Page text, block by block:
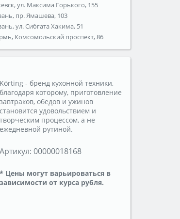
ул. Максима Горького, 155
пр. Ямашева, 103
ул. Сибгата Хакима, 51
Комсомольский проспект, 86
Körting - бренд кухонной техники,
благодаря которому, приготовление
завтраков, обедов и ужинов
становится удовольствием и
творческим процессом, а не
ежедневной рутиной.
Артикул: 00000018168
* Цены могут варьироваться в
зависимости от курса рубля.